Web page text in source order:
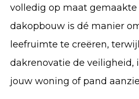
volledig op maat gemaakte
dakopbouw is dé manier
leefruimte te creëren,
dakrenovatie de veiligheid,
jouw woning of pand